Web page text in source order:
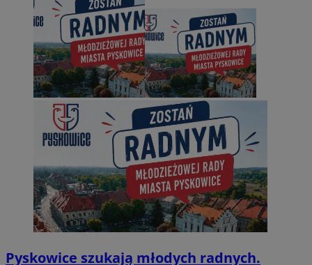
Pyskowice szukają młodych radnych.